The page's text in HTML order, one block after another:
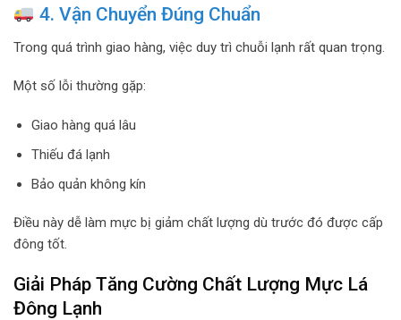
4. Vận Chuyển Đúng Chuẩn
Trong quá trình giao hàng, việc duy trì chuỗi lạnh rất quan trọng.
Một số lỗi thường gặp:
Giao hàng quá lâu
Thiếu đá lạnh
Bảo quản không kín
Điều này dễ làm mực bị giảm chất lượng dù trước đó được cấp
đông tốt.
Giải Pháp Tăng Cường Chất Lượng Mực Lá
Đông Lạnh